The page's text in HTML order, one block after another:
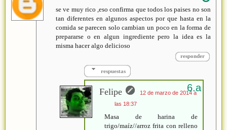
se ve muy rico ,eso confirma que todos los paises no son
tan diferentes en algunos aspectos por que hasta en la
comida se parecen solo cambian un poco en la forma de
prepararse o en algun ingrediente pero la idea es la
misma hacer algo delicioso
responder
respuestas
Felipe
12 de marzo de 2014 a
las 18:37
Masa de harina de
trigo/maíz//arroz frita con relleno